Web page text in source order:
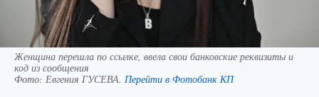
Женщина перешла по ссылке, ввела свои банковские реквизиты и
код из сообщения
Фото: Евгения ГУСЕВА. Перейти в Фотобанк КП